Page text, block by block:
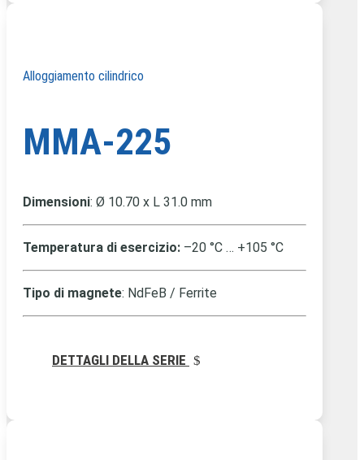
Alloggiamento cilindrico
MMA-225
Dimensioni: Ø 10.70 x L 31.0 mm
Temperatura di esercizio: –20 °C … +105 °C
Tipo di magnete: NdFeB / Ferrite
DETTAGLI DELLA SERIE